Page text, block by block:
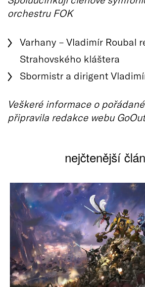
orchestru FOK
Varhany – Vladimír Roubal
Strahovského kláštera
Sbormistr a dirigent
Veškeré informace o
připravila redakce webu
nejčtenější